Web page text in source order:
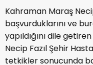
Kahraman Maraş
başvurduklarını ve
yapıldığını dile
Necip Fazıl Şehir
tetkikler sonucunda